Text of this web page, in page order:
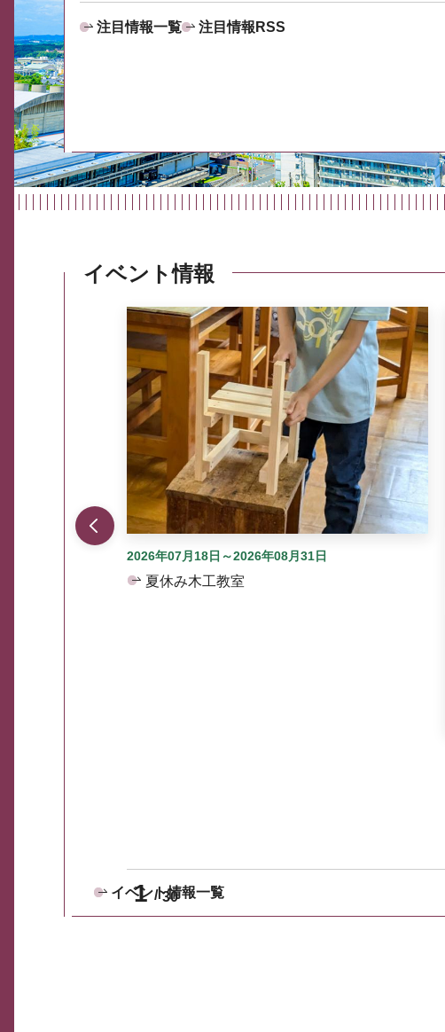
注目情報一覧 注目情報RSS
イベント情報
1 30
2026年07月18日～2026年08月31日
夏休み木工教室
イベント情報一覧